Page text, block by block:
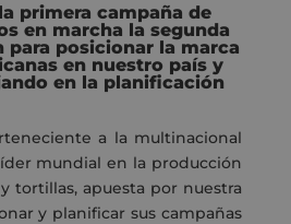
primera campaña de
en marcha la segunda
para posicionar la marca
en nuestro país y
en la planificación
a la multinacional
mundial en la producción
tortillas, apuesta por nuestra
y planificar sus campañas